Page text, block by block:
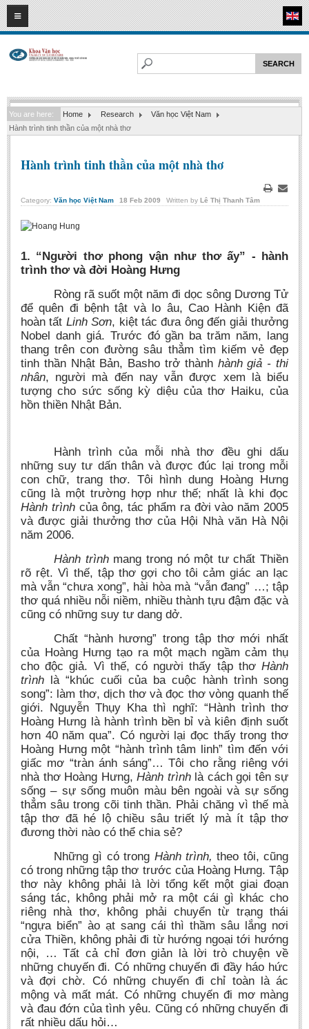
08 2026
HOME
Faculty of Literature
Departments
Department of Literary Theory and Criticism
Department of Sinology-Nom Studies
Department of Arts Studies
Images - Events
Undergraduate: Regular Degree
Undergraduate: Honor Degree
Postgraduate
LITERARY WRITINGS & TRANSLATING
Linguistics
Vietnamese Folk Culture
Literary Theory & Criticism
Vietnamese Literature
Theater and Film
Culture - History - Philosophy
Education
BA, MA, PhD. Theses
CONFERENCE
Studies on Vietnamese and Korean Literature and Films
Modernization process in Japanese literature and in the literatures of
East-Asian region
Studies on Sinology & Nom
Vietnamese and Japanese Literature Viewed from an East Asian
Perspective
To Build a Standard Orthography in Schools and the Media
80 Years of New Poetry and the Self-Reliant Literary Group
Alumni Association
Scholarship Fund
STUDENT ACTIVITIES
Literature Club
Calligraphy Club
You are here: Home Research
Văn học Việt Nam
Hành trình tinh thần của một nhà thơ
Hành trình tinh thần của một nhà thơ
Email
Category: Văn học Việt Nam 18 Feb 2009 Written by Lê Thị Thanh Tâm
1. “Người thơ phong vận như thơ ấy” - hành
trình thơ và đời Hoàng Hưng
Ròng rã suốt một năm đi dọc sông Dương Tử
để quên đi bệnh tật và lo âu, Cao Hành Kiện đã
hoàn tất Linh Sơn, kiệt tác đưa ông đến giải thưởng
Nobel danh giá. Trước đó gần ba trăm năm, lang
thang trên con đường sâu thẳm tìm kiếm vẻ đẹp
tinh thần Nhật Bản, Basho trở thành hành giả - thi
nhân, người mà đến nay vẫn được xem là biểu
tượng cho sức sống kỳ diệu của thơ Haiku, của
hồn thiền Nhật Bản.
Hành trình của mỗi nhà thơ đều ghi dấu
những suy tư dấn thân và được đúc lại trong mỗi
con chữ, trang thơ. Tôi hình dung Hoàng Hưng
cũng là một trường hợp như thế; nhất là khi đọc
Hành trìnhcủa ông, tác phẩm ra đời vào năm 2005
và được giải thưởng thơ của Hội Nhà văn Hà Nội
năm 2006.
Hành trình mang trong nó một tư chất Thiền
rõ rệt. Vì thế, tập thơ gợi cho tôi cảm giác an lạc
mà vẫn “chưa xong”, hài hòa mà “vẫn đang” …; tập
thơ quá nhiều nỗi niềm, nhiều thành tựu đậm đặc và
cũng có những suy tư dang dở.
Chất “hành hương” trong tập thơ mới nhất
của Hoàng Hưng tạo ra một mạch ngầm cảm thụ
cho độc giả. Vì thế, có người thấy tập thơ Hành
trình là “khúc cuối của ba cuộc hành trình song
song”: làm thơ, dịch thơ và đọc thơ vòng quanh thế
giới. Nguyễn Thụy Kha thì nghĩ: “Hành trình thơ
Hoàng Hưng là hành trình bền bỉ và kiên định suốt
hơn 40 năm qua”. Có người lại đọc thấy trong thơ
Hoàng Hưng một “hành trình tâm linh” tìm đến với
giấc mơ “tràn ánh sáng”… Tôi cho rằng riêng với
nhà thơ Hoàng Hưng, Hành trìnhlà cách gọi tên sự
sống – sự sống muôn màu bên ngoài và sự sống
thẳm sâu trong cõi tinh thần. Phải chăng vì thế mà
tập thơ đã hé lộ chiều sâu triết lý mà ít tập thơ
đương thời nào có thể chia sẻ?
Những gì có trong Hành trình,theo tôi, cũng
có trong những tập thơ trước của Hoàng Hưng. Tập
thơ này không phải là lời tổng kết một giai đoạn
sáng tác, không phải mở ra một cái gì khác cho
riêng nhà thơ, không phải chuyển từ trạng thái
“ngựa biển” ào ạt sang cái thì thầm sâu lắng nơi
cửa Thiền, không phải đi từ hướng ngoại tới hướng
nội, … Tất cả chỉ đơn giản là lời trò chuyện về
những chuyến đi. Có những chuyến đi đầy háo hức
và đợi chờ. Có những chuyến đi chỉ toàn là ác
mộng và mất mát. Có những chuyến đi mơ màng
và đau đớn của tình yêu. Cũng có những chuyến đi
rất nhiều dấu hỏi…